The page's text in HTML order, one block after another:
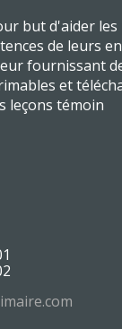
but d'aider les
de leurs
fournissant
et
leçons témoin